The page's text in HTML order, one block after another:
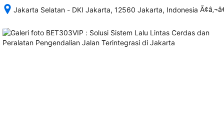
Jakarta Selatan - DKI Jakarta, 12560 Jakarta, Indonesia
memesan,
semua